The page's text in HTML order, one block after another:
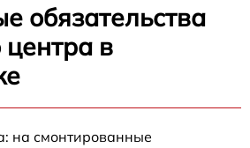
обязательства
центра в
на смонтированные